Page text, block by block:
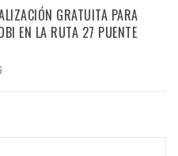
GRATUITA PARA
EN LA RUTA 27 PUENTE